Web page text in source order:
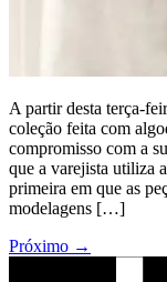
A partir desta terça-
coleção feita com
compromisso com a
que a varejista utiliza
primeira em que as
modelagens […]
Próximo →